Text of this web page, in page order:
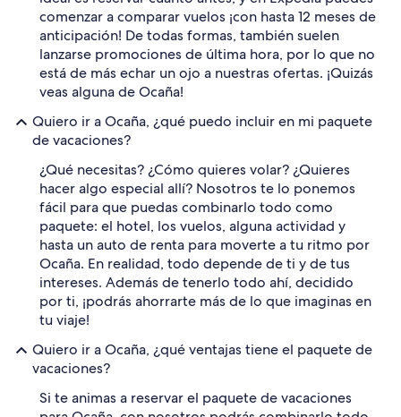
comenzar a comparar vuelos ¡con hasta 12 meses de
anticipación! De todas formas, también suelen
lanzarse promociones de última hora, por lo que no
está de más echar un ojo a nuestras ofertas. ¡Quizás
veas alguna de Ocaña!
Quiero ir a Ocaña, ¿qué puedo incluir en mi paquete
de vacaciones?
¿Qué necesitas? ¿Cómo quieres volar? ¿Quieres
hacer algo especial allí? Nosotros te lo ponemos
fácil para que puedas combinarlo todo como
paquete: el hotel, los vuelos, alguna actividad y
hasta un auto de renta para moverte a tu ritmo por
Ocaña. En realidad, todo depende de ti y de tus
intereses. Además de tenerlo todo ahí, decidido
por ti, ¡podrás ahorrarte más de lo que imaginas en
tu viaje!
Quiero ir a Ocaña, ¿qué ventajas tiene el paquete de
vacaciones?
Si te animas a reservar el paquete de vacaciones